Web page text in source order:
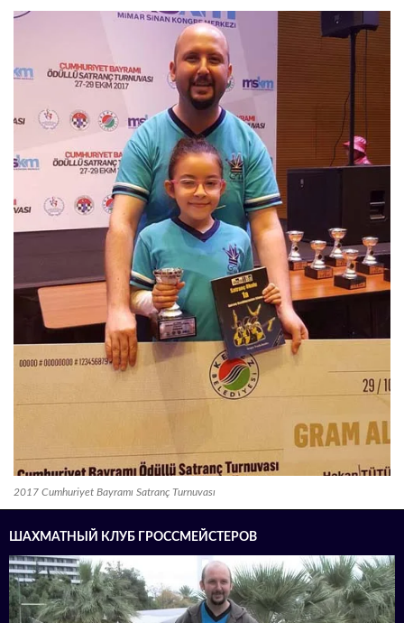
2017 Cumhuriyet Bayramı Satranç Turnuvası
ШАХМАТНЫЙ КЛУБ ГРОССМЕЙСТЕРОВ